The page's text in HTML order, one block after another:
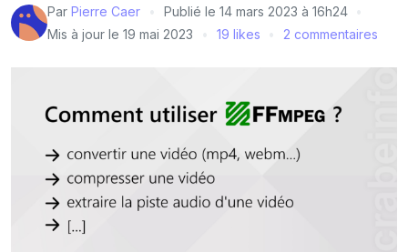
Par Pierre Caer Publié le 14 mars 2023 à 16h24
Mis à jour le 19 mai 2023 19 likes 2 commentaires